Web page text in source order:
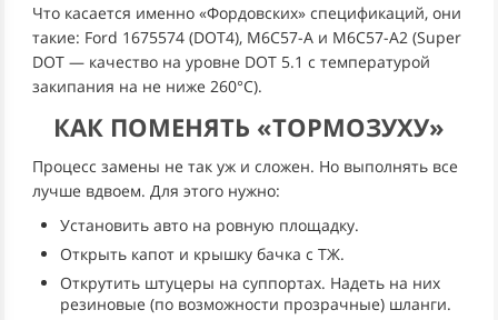
Что касается именно «Фордовских» спецификаций, они
такие: Ford 1675574 (DOT4), M6C57-A и M6C57-A2 (Super
DOT — качество на уровне DOT 5.1 с температурой
закипания на не ниже 260°C).
КАК ПОМЕНЯТЬ «ТОРМОЗУХУ»
Процесс замены не так уж и сложен. Но выполнять все
лучше вдвоем. Для этого нужно:
Установить авто на ровную площадку.
Открыть капот и крышку бачка с ТЖ.
Открутить штуцеры на суппортах. Надеть на них
резиновые (по возможности прозрачные) шланги.